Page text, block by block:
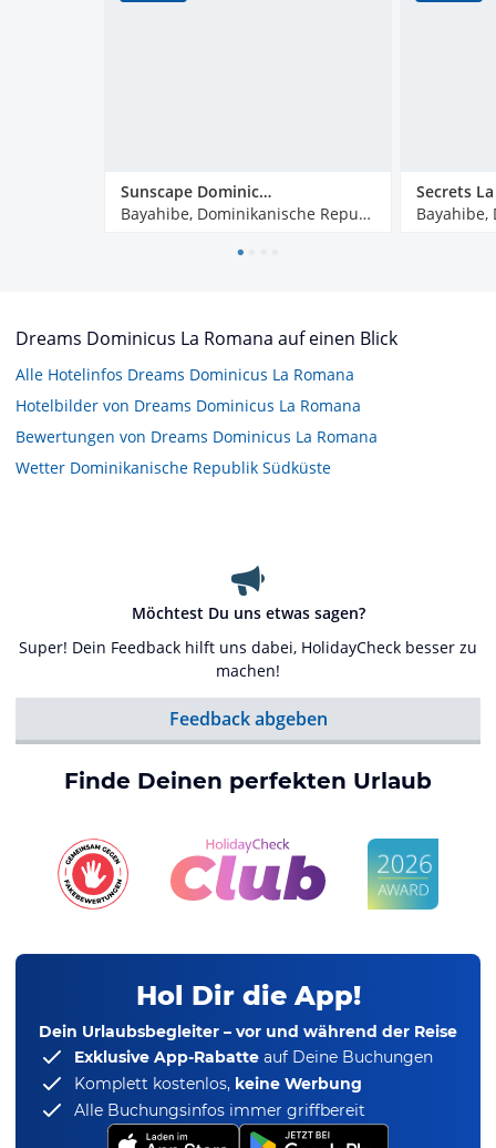
Sunscape Dominicus La Romana
Bayahibe, Dominikanische Republik
Dreams Dominicus La Romana auf einen Blick
Alle Hotelinfos Dreams Dominicus La Romana
Hotelbilder von Dreams Dominicus La Romana
Bewertungen von Dreams Dominicus La Romana
Wetter Dominikanische Republik Südküste
Möchtest Du uns etwas sagen?
Super! Dein Feedback hilft uns dabei, HolidayCheck besser zu
machen!
Feedback abgeben
Finde Deinen perfekten Urlaub
Hol Dir die App!
Dein Urlaubsbegleiter – vor und während der Reise
Exklusive App-Rabatte auf Deine Buchungen
Komplett kostenlos, keine Werbung
Alle Buchungsinfos immer griffbereit